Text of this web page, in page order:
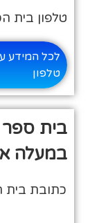
טלפון בית הספר: 03-
לכל המידע
טלפון
בית ספר
במעלה
כתובת בית